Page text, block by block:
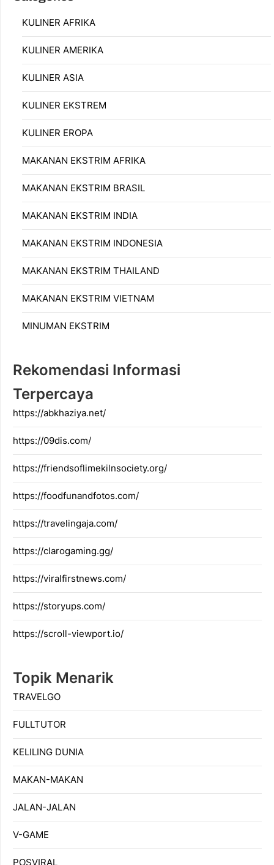
KULINER AFRIKA
KULINER AMERIKA
KULINER ASIA
KULINER EKSTREM
KULINER EROPA
MAKANAN EKSTRIM AFRIKA
MAKANAN EKSTRIM BRASIL
MAKANAN EKSTRIM INDIA
MAKANAN EKSTRIM INDONESIA
MAKANAN EKSTRIM THAILAND
MAKANAN EKSTRIM VIETNAM
MINUMAN EKSTRIM
Rekomendasi Informasi
Terpercaya
https://abkhaziya.net/
https://09dis.com/
https://friendsoflimekilnsociety.org/
https://foodfunandfotos.com/
https://travelingaja.com/
https://clarogaming.gg/
https://viralfirstnews.com/
https://storyups.com/
https://scroll-viewport.io/
Topik Menarik
TRAVELGO
FULLTUTOR
KELILING DUNIA
MAKAN-MAKAN
JALAN-JALAN
V-GAME
POSVIRAL